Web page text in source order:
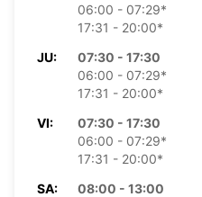
06:00 - 07:29*
17:31 - 20:00*
JU:
07:30 - 17:30
06:00 - 07:29*
17:31 - 20:00*
VI:
07:30 - 17:30
06:00 - 07:29*
17:31 - 20:00*
SA:
08:00 - 13:00